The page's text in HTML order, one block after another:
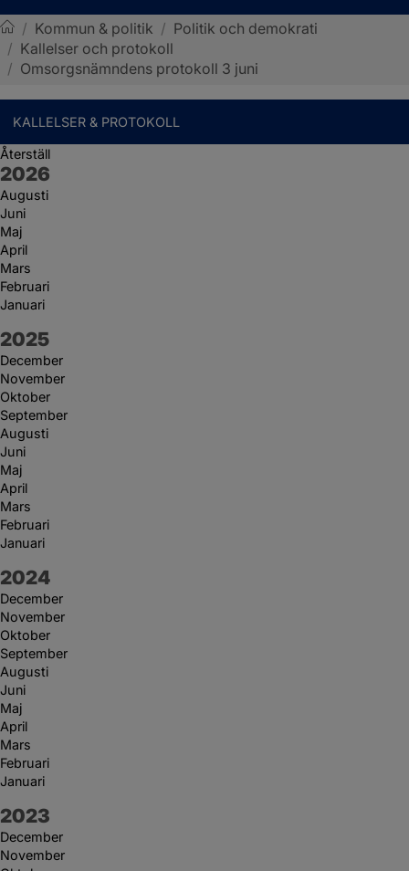
Sotenäs kommun
/ Kommun & politik / Politik och demokrati
/ Kallelser och protokoll
/ Omsorgsnämndens protokoll 3 juni
KALLELSER & PROTOKOLL
Återställ
År:
2026
Augusti
Juni
Maj
April
Mars
Februari
Januari
År:
2025
December
November
Oktober
September
Augusti
Juni
Maj
April
Mars
Februari
Januari
År:
2024
December
November
Oktober
September
Augusti
Juni
Maj
April
Mars
Februari
Januari
År:
2023
December
November